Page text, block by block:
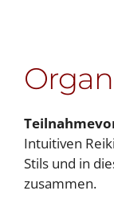
Intuitiven
Stils und in
zusammen.